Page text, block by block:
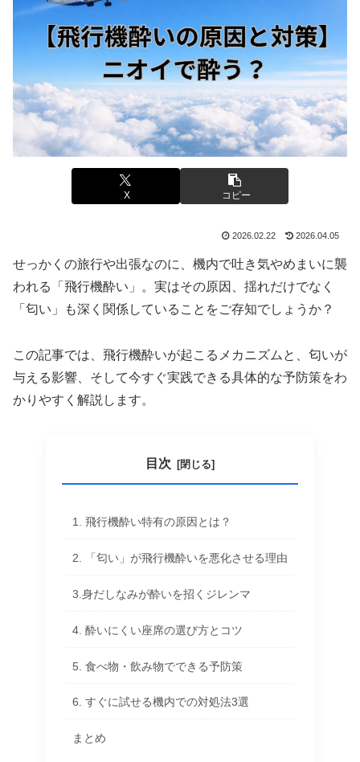
X コピー
2026.02.22 2026.04.05
せっかくの旅行や出張なのに、機内で吐き気やめまいに襲
われる「飛行機酔い」。実はその原因、揺れだけでなく
「匂い」も深く関係していることをご存知でしょうか？
この記事では、飛行機酔いが起こるメカニズムと、匂いが
与える影響、そして今すぐ実践できる具体的な予防策をわ
かりやすく解説します。
目次
1. 飛行機酔い特有の原因とは？
2. 「匂い」が飛行機酔いを悪化させる理由
3.身だしなみが酔いを招くジレンマ
4. 酔いにくい座席の選び方とコツ
5. 食べ物・飲み物でできる予防策
6. すぐに試せる機内での対処法3選
まとめ